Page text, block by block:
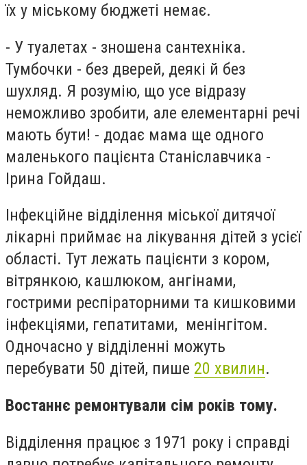
їх у міському бюджеті немає.
- У туалетах - зношена сантехніка.
Тумбочки - без дверей, деякі й без
шухляд. Я розумію, що усе відразу
неможливо зробити, але елементарні речі
мають бути! - додає мама ще одного
маленького пацієнта Станіславчика -
Ірина Гойдаш.
Інфекційне відділення міської дитячої
лікарні приймає на лікування дітей з усієї
області. Тут лежать пацієнти з кором,
вітрянкою, кашлюком, ангінами,
гострими респіраторними та кишковими
інфекціями, гепатитами, менінгітом.
Одночасно у відділенні можуть
перебувати 50 дітей, пише 20 хвилин.
Востаннє ремонтували сім років тому.
Відділення працює з 1971 року і справді